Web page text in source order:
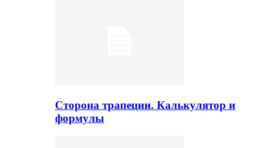
Сторона трапеции. Калькулятор и
формулы